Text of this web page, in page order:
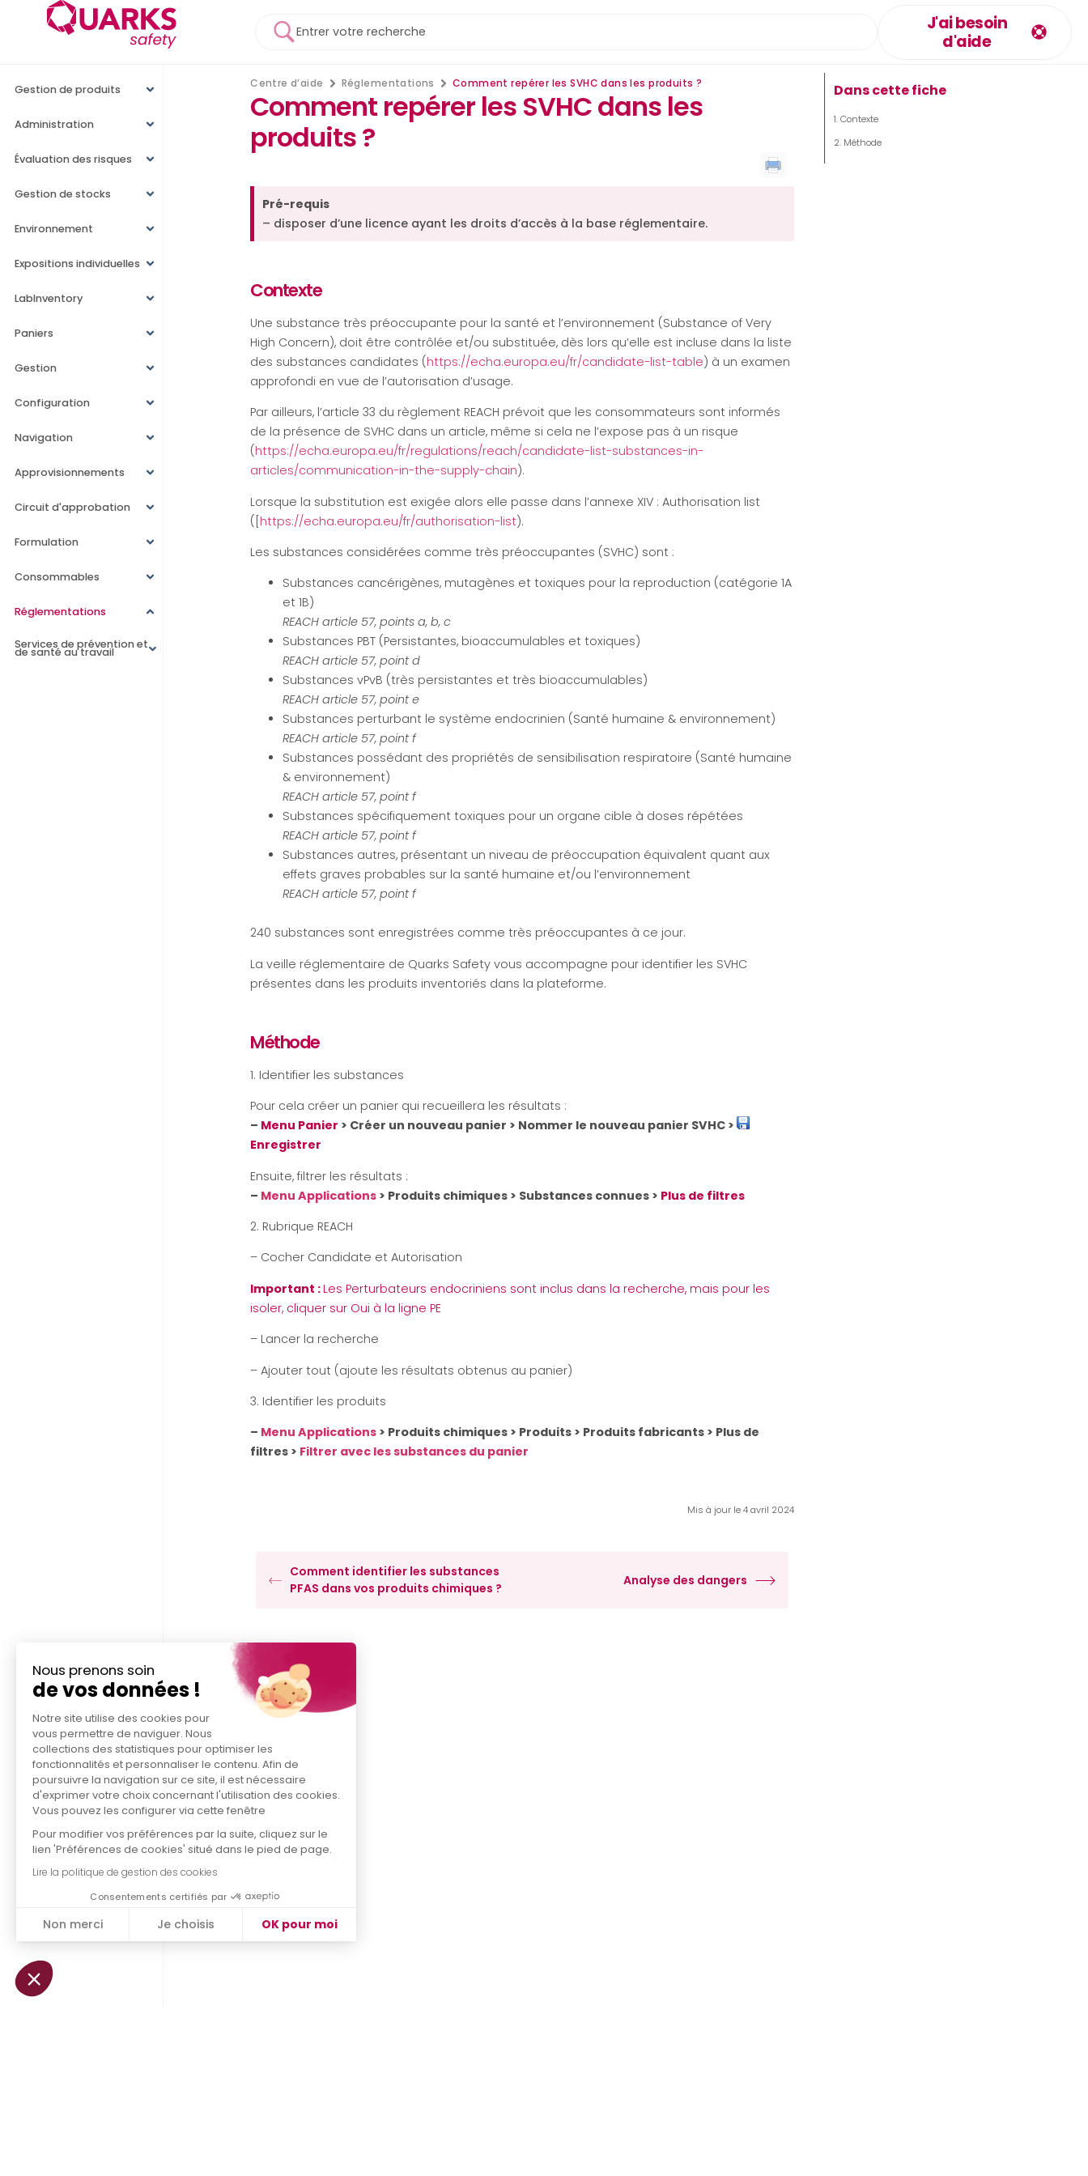
Nous prenons soin
de vos données !
Notre site utilise des cookies pour
vous permettre de naviguer. Nous
collections des statistiques pour optimiser les
fonctionnalités et personnaliser le contenu. Afin de
poursuivre la navigation sur ce site, il est nécessaire
d'exprimer votre choix concernant l'utilisation des cookies.
Vous pouvez les configurer via cette fenêtre
Pour modifier vos préférences par la suite, cliquez sur le
lien 'Préférences de cookies' situé dans le pied de page.
Lire la politique de gestion des cookies
Consentements certifiés par
Non merci Je choisis OK pour moi
Notre plateforme vous permet d'adapter et de gérer vos paramètres de confidentialité, en garantissant la conformité avec les réglementations. Personnalisez vos préférences pour
J'ai besoin
d'aide
Gestion de produits
Administration
Évaluation des risques
Gestion de stocks
Environnement
Expositions individuelles
LabInventory
Paniers
Gestion
Configuration
Navigation
Approvisionnements
Circuit d'approbation
Formulation
Consommables
Réglementations
Services de prévention et
de santé au travail
Centre d’aide Réglementations Comment repérer les SVHC dans les produits ?
Comment repérer les SVHC dans les
produits ?
Pré-requis
– disposer d’une licence ayant les droits d’accès à la base réglementaire.
Contexte
Une substance très préoccupante pour la santé et l’environnement (Substance of Very
High Concern), doit être contrôlée et/ou substituée, dès lors qu’elle est incluse dans la liste
des substances candidates (https://echa.europa.eu/fr/candidate-list-table) à un examen
approfondi en vue de l’autorisation d’usage.
Par ailleurs, l’article 33 du règlement REACH prévoit que les consommateurs sont informés
de la présence de SVHC dans un article, même si cela ne l’expose pas à un risque
(https://echa.europa.eu/fr/regulations/reach/candidate-list-substances-in-
articles/communication-in-the-supply-chain).
Lorsque la substitution est exigée alors elle passe dans l’annexe XIV : Authorisation list
([https://echa.europa.eu/fr/authorisation-list).
Les substances considérées comme très préoccupantes (SVHC) sont :
Substances cancérigènes, mutagènes et toxiques pour la reproduction (catégorie 1A
et 1B)
REACH article 57, points a, b, c
Substances PBT (Persistantes, bioaccumulables et toxiques)
REACH article 57, point d
Substances vPvB (très persistantes et très bioaccumulables)
REACH article 57, point e
Substances perturbant le système endocrinien (Santé humaine & environnement)
REACH article 57, point f
Substances possédant des propriétés de sensibilisation respiratoire (Santé humaine
& environnement)
REACH article 57, point f
Substances spécifiquement toxiques pour un organe cible à doses répétées
REACH article 57, point f
Substances autres, présentant un niveau de préoccupation équivalent quant aux
effets graves probables sur la santé humaine et/ou l’environnement
REACH article 57, point f
240 substances sont enregistrées comme très préoccupantes à ce jour.
La veille réglementaire de Quarks Safety vous accompagne pour identifier les SVHC
présentes dans les produits inventoriés dans la plateforme.
Méthode
1. Identifier les substances
Pour cela créer un panier qui recueillera les résultats :
– Menu Panier > Créer un nouveau panier > Nommer le nouveau panier SVHC >
Enregistrer
Ensuite, filtrer les résultats :
– Menu Applications > Produits chimiques > Substances connues > Plus de filtres
2. Rubrique REACH
– Cocher Candidate et Autorisation
Important :Les Perturbateurs endocriniens sont inclus dans la recherche, mais pour les
isoler, cliquer sur Oui à la ligne PE
– Lancer la recherche
– Ajouter tout (ajoute les résultats obtenus au panier)
3. Identifier les produits
– Menu Applications > Produits chimiques > Produits > Produits fabricants > Plus de
filtres > Filtrer avec les substances du panier
Mis à jour le 4 avril 2024
Comment identifier les substances
PFAS dans vos produits chimiques ?
Analyse des dangers
Dans cette fiche
Contexte
Méthode